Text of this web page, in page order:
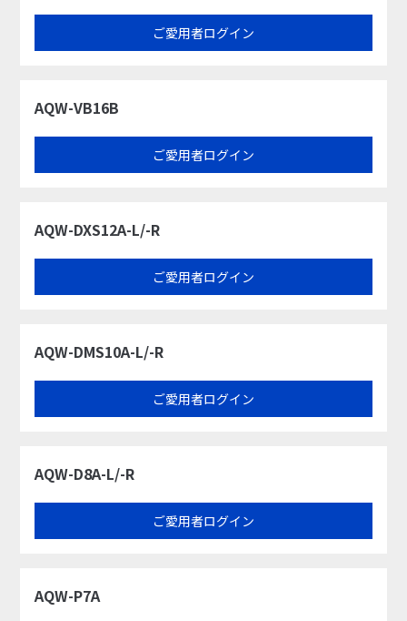
ご愛用者ログイン
AQW-VB16B
ご愛用者ログイン
AQW-DXS12A-L/-R
ご愛用者ログイン
AQW-DMS10A-L/-R
ご愛用者ログイン
AQW-D8A-L/-R
ご愛用者ログイン
AQW-P7A